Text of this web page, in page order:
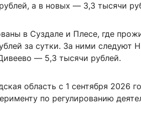
а в новых — 3,3 тысячи
в Суздале и Плесе, где
за сутки. За ними следуют
— 5,3 тысячи рублей.
область с 1 сентября 2026
по регулированию